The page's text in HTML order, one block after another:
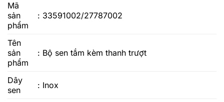
Mã
sản
phẩm
: 33591002/27787002
Tên
sản
phẩm
: Bộ sen tắm kèm thanh trượt
Dây
sen
: Inox